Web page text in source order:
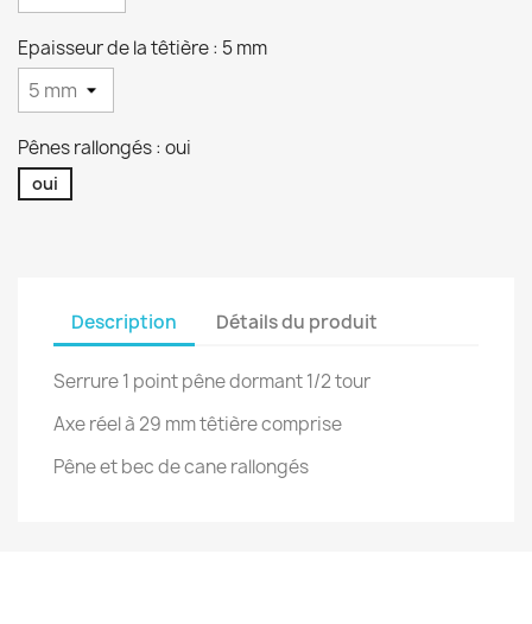
Epaisseur de la têtière : 5 mm
Pênes rallongés : oui
oui
Description Détails du produit
Serrure 1 point pêne dormant 1/2 tour
Axe réel à 29 mm têtière comprise
Pêne et bec de cane rallongés